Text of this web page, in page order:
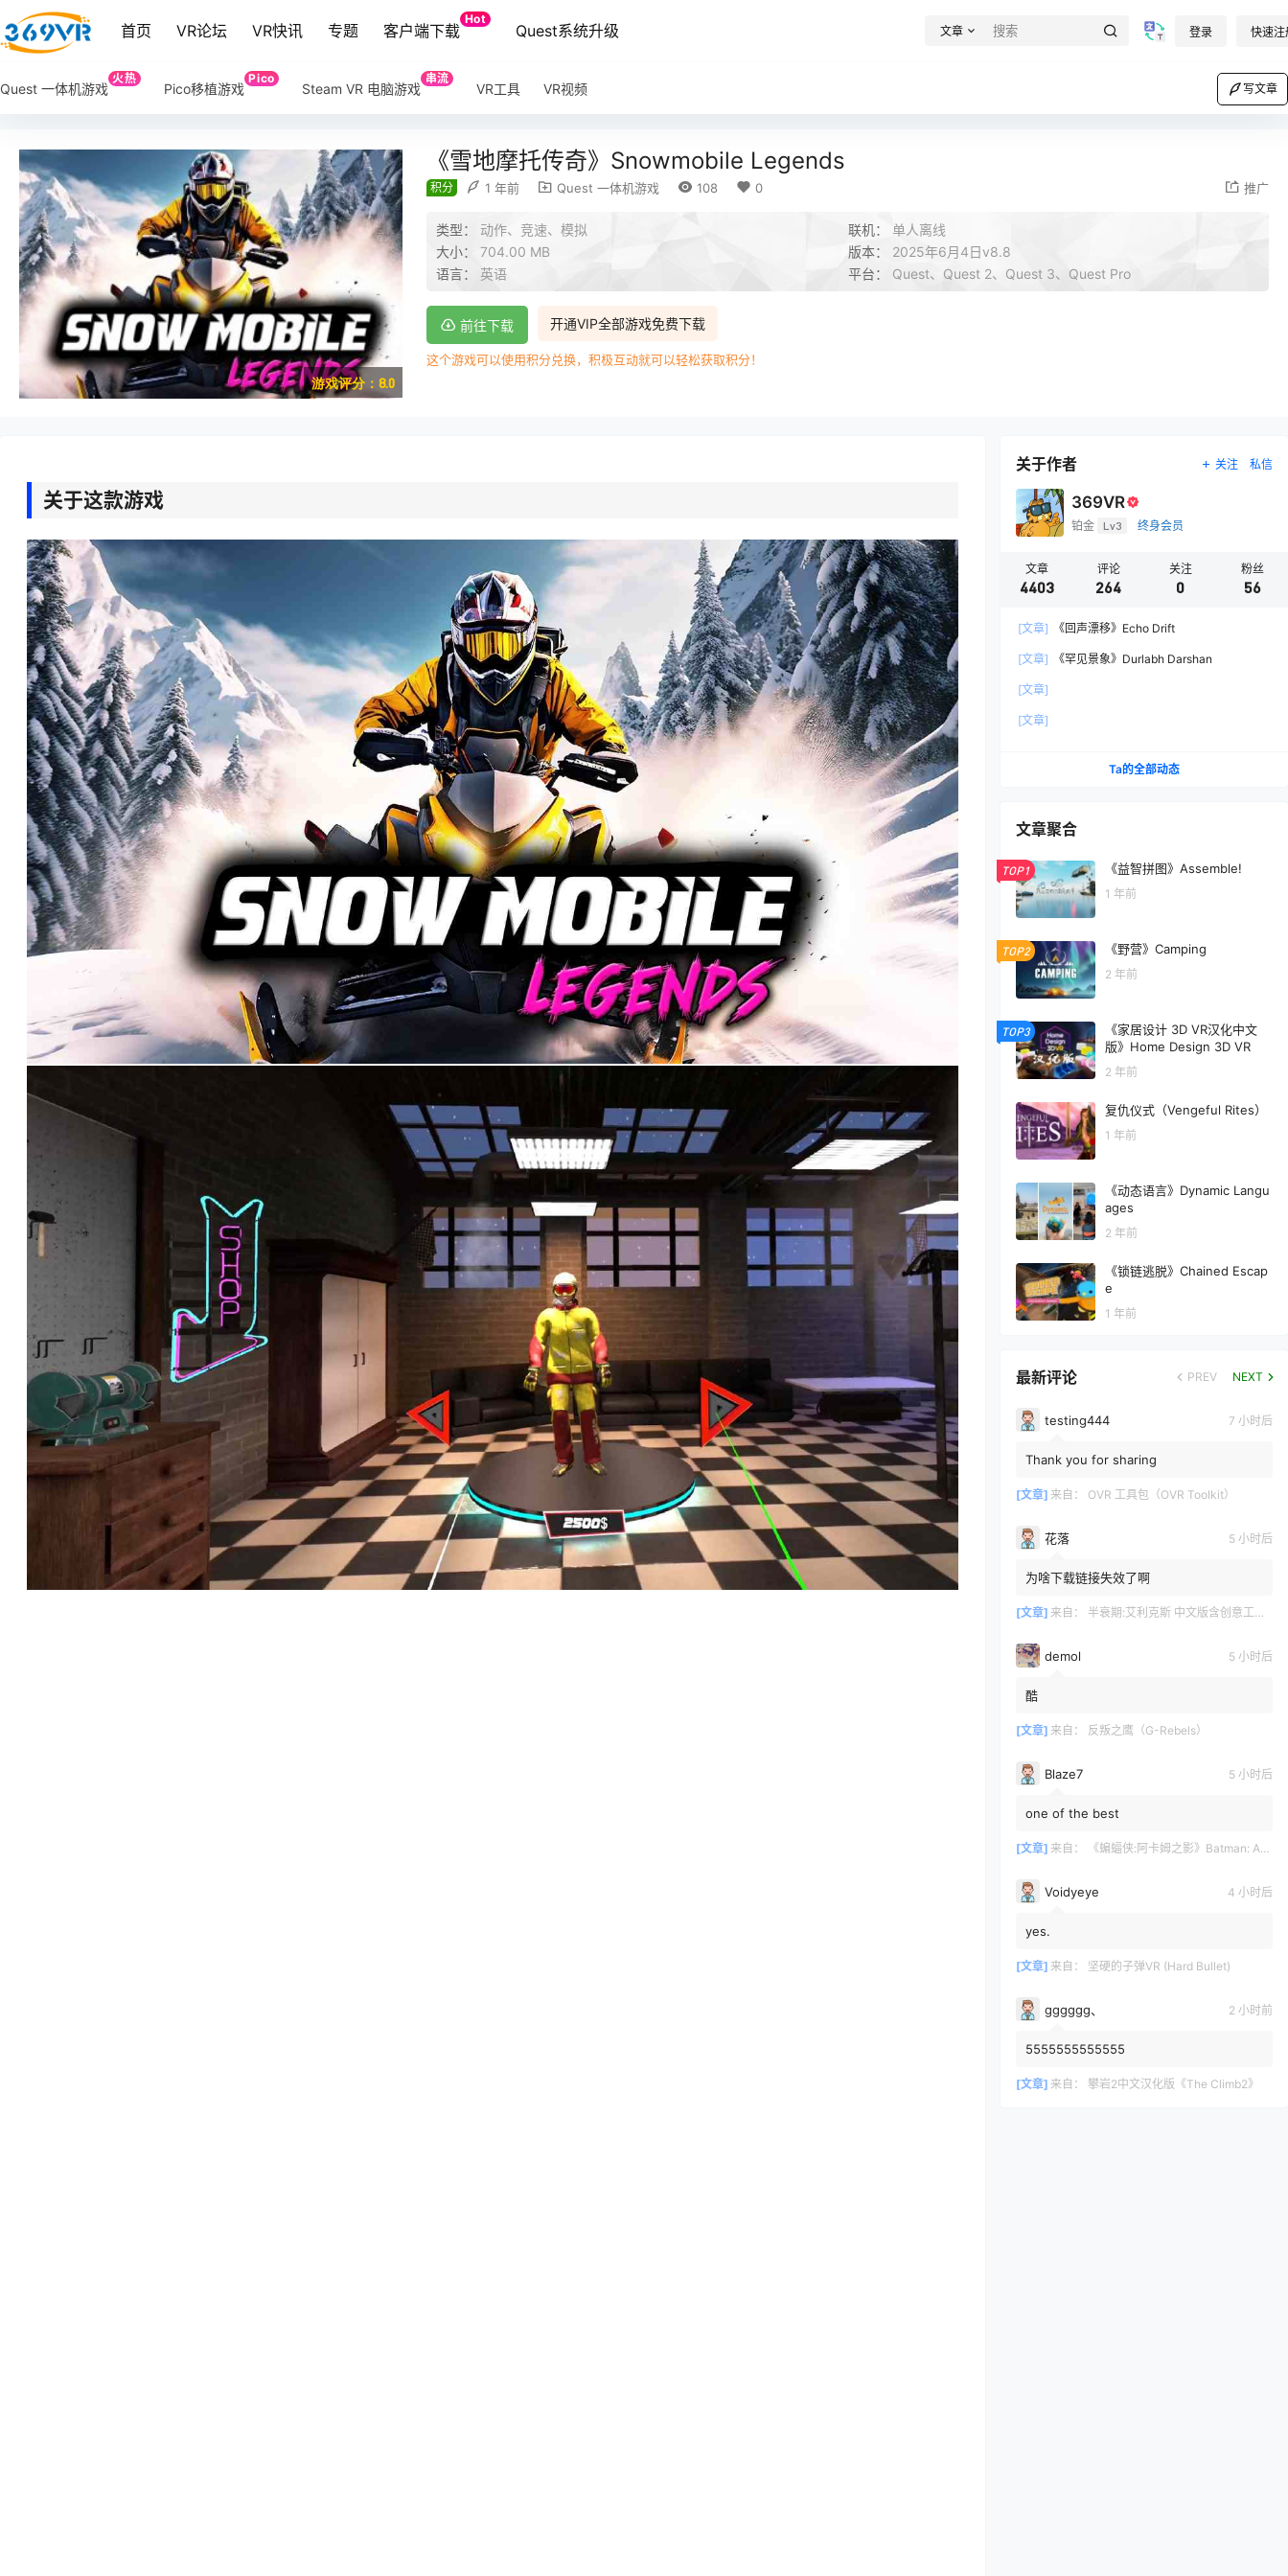
首页 VR论坛 VR快讯 专题 客户端下载
Hot
Quest系统升级 文章 登录 快速注
Quest 一体机游戏
火热
Pico移植游戏
Pico
Steam VR 电脑游戏
串流
VR工具 VR视频 写文章
游戏评分：8.0
《雪地摩托传奇》Snowmobile Legends
积分 1 年前 Quest 一体机游戏 108 0 推广
类型： 动作、竞速、模拟 联机： 单人离线
大小： 704.00 MB 版本： 2025年6月4日v8.8
语言： 英语 平台： Quest、Quest 2、Quest 3、Quest Pro
开通VIP全部游戏免费下载
前往下载
这个游戏可以使用积分兑换，积极互动就可以轻松获取积分！
关于这款游戏
关于作者 关注 私信
369VR
铂金 Lv3 终身会员
文章
4403
评论
264
关注
0
粉丝
56
[文章] 《回声漂移》Echo Drift
[文章] 《罕见景象》Durlabh Darshan
[文章]
[文章]
Ta的全部动态
文章聚合
TOP1 《益智拼图》Assemble!
1 年前
TOP2 《野营》Camping
2 年前
TOP3
《家居设计 3D VR汉化中文
版》Home Design 3D VR
2 年前
复仇仪式（Vengeful Rites）
1 年前
《动态语言》Dynamic Langu
ages
2 年前
《锁链逃脱》Chained Escap
e
1 年前
最新评论 PREV NEXT
testing444 7 小时后
Thank you for sharing
[文章] 来自： OVR 工具包（OVR Toolkit）
花落 5 小时后
为啥下载链接失效了啊
[文章] 来自： 半衰期:艾利克斯 中文版含创意工坊地图（Half-Life: Alyx）
demol 5 小时后
酷
[文章] 来自： 反叛之鹰（G-Rebels）
Blaze7 5 小时后
one of the best
[文章] 来自： 《蝙蝠侠:阿卡姆之影》Batman: Arkham Shadow
Voidyeye 4 小时后
yes.
[文章] 来自： 坚硬的子弹VR (Hard Bullet)
gggggg、 2 小时前
5555555555555
[文章] 来自： 攀岩2中文汉化版《The Climb2》